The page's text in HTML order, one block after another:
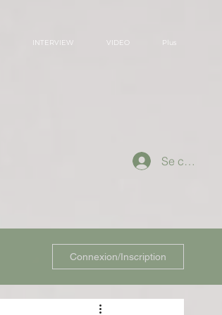
INTERVIEW VIDEO Plus
Se connecter
Connexion/Inscription